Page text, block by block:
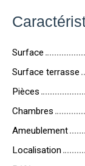
Surface
Surface terrasse
Pièces
Chambres
Ameublement
Localisation